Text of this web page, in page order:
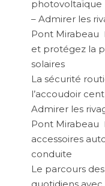
photovoltaïque
– Admirer les
Pont Mirabeau
et protégez la
solaires
La sécurité
l’accoudoir
Admirer les
Pont Mirabeau
accessoires
conduite
Le parcours
quotidiens